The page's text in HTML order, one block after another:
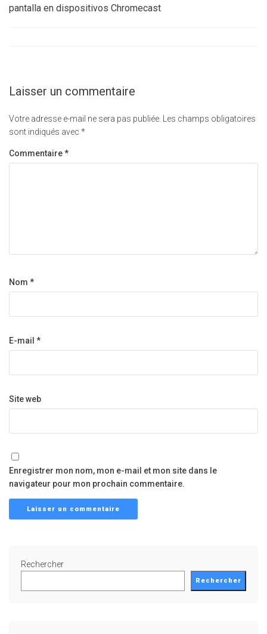
pantalla en dispositivos Chromecast
Laisser un commentaire
Votre adresse e-mail ne sera pas publiée.
Les champs obligatoires
sont indiqués avec *
Commentaire*
Nom *
E-mail *
Site web
Enregistrer mon nom, mon e-mail et mon site dans le
navigateur pour mon prochain commentaire.
Rechercher
Rechercher